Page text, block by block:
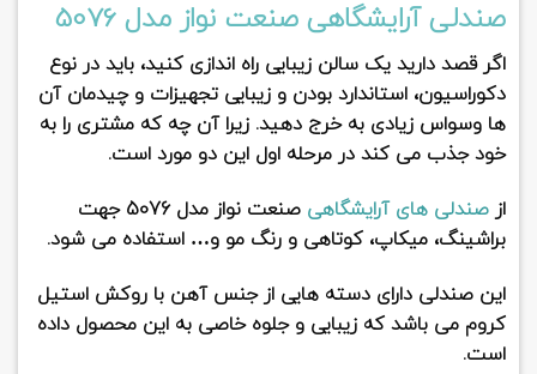
صندلی آرایشگاهی صنعت نواز مدل 5076
اگر قصد دارید یک سالن زیبایی راه اندازی کنید، باید در نوع
دکوراسیون، استاندارد بودن و زیبایی تجهیزات و چیدمان آن
ها وسواس زیادی به خرج دهید. زیرا آن چه که مشتری را به
خود جذب می کند در مرحله اول این دو مورد است.
از صندلی های آرایشگاهی صنعت نواز مدل 5076 جهت
براشینگ، میکاپ، کوتاهی و رنگ مو و… استفاده می شود.
این صندلی دارای دسته هایی از جنس آهن با روکش استیل
کروم می باشد که زیبایی و جلوه خاصی به این محصول داده
است.